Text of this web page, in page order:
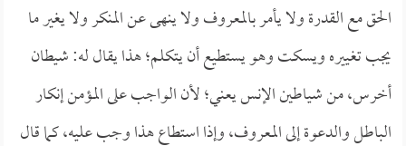
الحق مع القدرة ولا يأمر بالمعروف ولا ينهى عن المنكر ولا يغير ما
يجب تغييره ويسكت وهو يستطيع أن يتكلم؛ هذا يقال له: شيطان
أخرس، من شياطين الإنس يعني؛ لأن الواجب على المؤمن إنكار
الباطل والدعوة إلى المعروف، وإذا استطاع هذا وجب عليه، كما قال